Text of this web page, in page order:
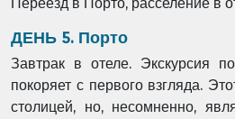
Переезд в Порто, расселение в
ДЕНЬ 5. Порто
Завтрак в отеле. Экскурсия
покоряет с первого взгляда.
столицей, но, несомненно,